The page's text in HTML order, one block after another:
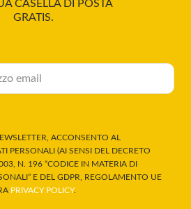
CASELLA DI POSTA
GRATIS.
ACCONSENTO AL
PERSONALI (AI SENSI DEL DECRETO
N. 196 “CODICE IN MATERIA DI
E DEL GDPR, REGOLAMENTO UE
PRIVACY POLICY.